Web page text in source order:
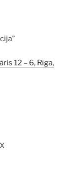
12 – 6, Rīga,